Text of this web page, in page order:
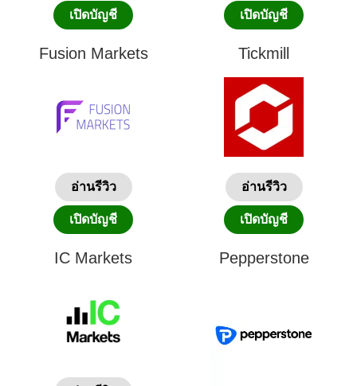
เปิดบัญชี เปิดบัญชี
Fusion Markets
อ่านรีวิว
เปิดบัญชี
Tickmill
อ่านรีวิว
เปิดบัญชี
IC Markets Pepperstone